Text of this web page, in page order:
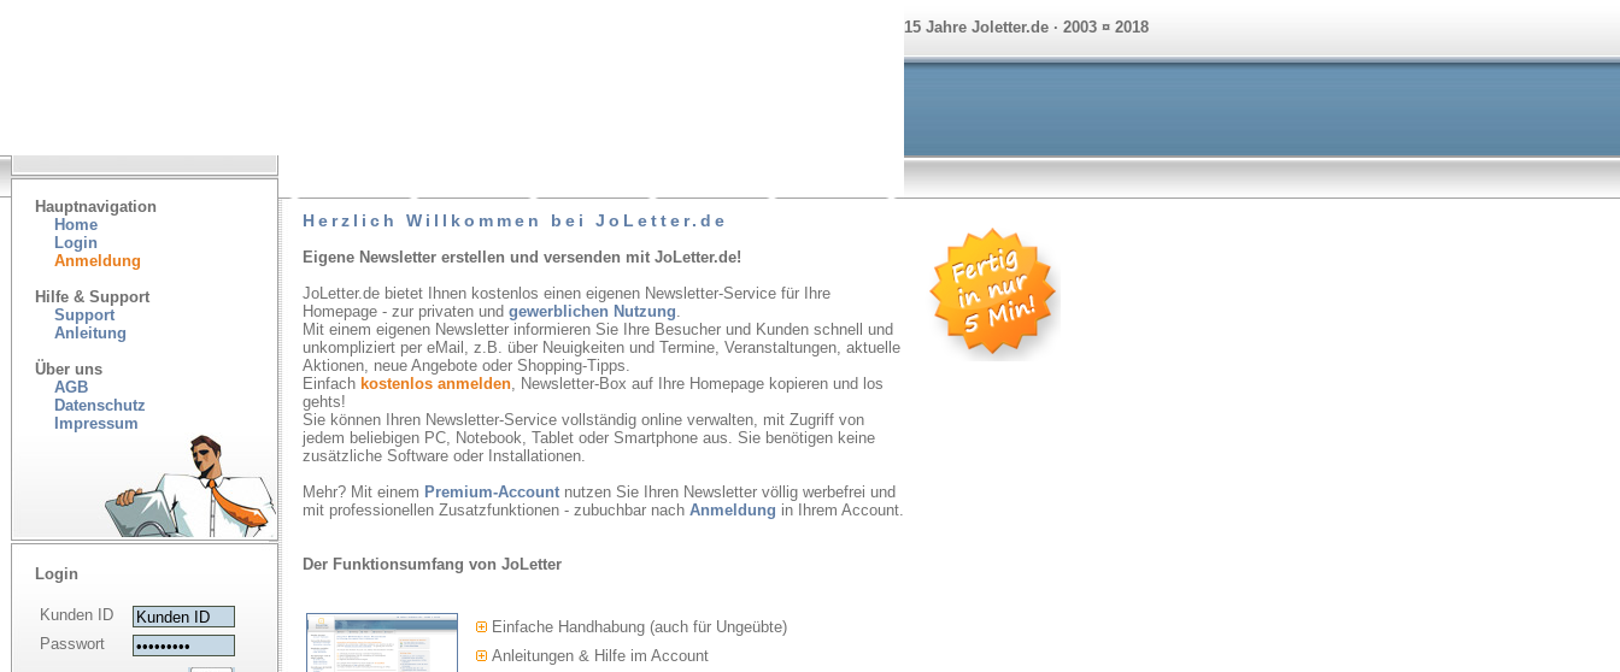
15 Jahre Joletter.de · 2003 ¤ 2018
Hauptnavigation
Home
Login
Anmeldung
Hilfe & Support
Support
Anleitung
Über uns
AGB
Datenschutz
Impressum
Login
Kunden ID
Passwort
Herzlich Willkommen bei JoLetter.de
Eigene Newsletter erstellen und versenden mit JoLetter.de!
JoLetter.de bietet Ihnen kostenlos einen eigenen Newsletter-Service für Ihre
Homepage - zur privaten und gewerblichen Nutzung.
Mit einem eigenen Newsletter informieren Sie Ihre Besucher und Kunden schnell und
unkompliziert per eMail, z.B. über Neuigkeiten und Termine, Veranstaltungen, aktuelle
Aktionen, neue Angebote oder Shopping-Tipps.
Einfach kostenlos anmelden, Newsletter-Box auf Ihre Homepage kopieren und los
gehts!
Sie können Ihren Newsletter-Service vollständig online verwalten, mit Zugriff von
jedem beliebigen PC, Notebook, Tablet oder Smartphone aus. Sie benötigen keine
zusätzliche Software oder Installationen.
Mehr? Mit einem Premium-Account nutzen Sie Ihren Newsletter völlig werbefrei und
mit professionellen Zusatzfunktionen - zubuchbar nach Anmeldung in Ihrem Account.
Der Funktionsumfang von JoLetter
Einfache Handhabung (auch für Ungeübte)
Anleitungen & Hilfe im Account